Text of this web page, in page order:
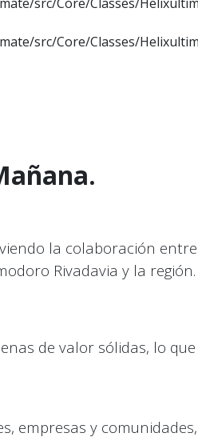
src/Core/Classes/
la colaboración
Rivadavia y la región.
de valor sólidas, lo
empresas y